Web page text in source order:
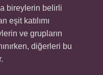
bireylerin belirli
eşit katılımı
ve grupların
diğerleri bu